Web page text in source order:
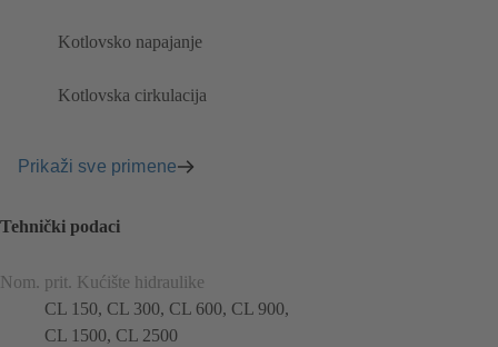
Kotlovsko napajanje
Kotlovska cirkulacija
Prikaži sve primene
Tehnički podaci
Nom. prit. Kućište hidraulike
CL 150, CL 300, CL 600, CL 900,
CL 1500, CL 2500